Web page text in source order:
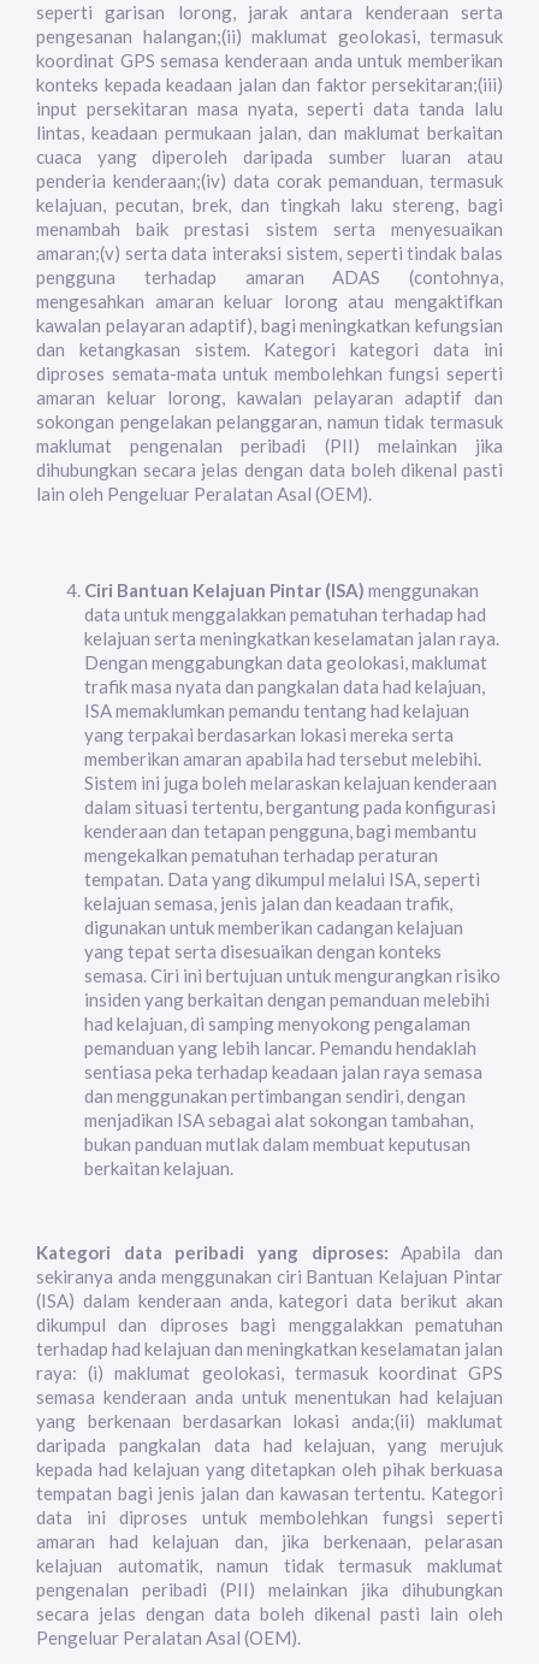
seperti garisan lorong, jarak antara kenderaan serta
pengesanan halangan;(ii) maklumat geolokasi, termasuk
koordinat GPS semasa kenderaan anda untuk memberikan
konteks kepada keadaan jalan dan faktor persekitaran;(iii)
input persekitaran masa nyata, seperti data tanda lalu
lintas, keadaan permukaan jalan, dan maklumat berkaitan
cuaca yang diperoleh daripada sumber luaran atau
penderia kenderaan;(iv) data corak pemanduan, termasuk
kelajuan, pecutan, brek, dan tingkah laku stereng, bagi
menambah baik prestasi sistem serta menyesuaikan
amaran;(v) serta data interaksi sistem, seperti tindak balas
pengguna terhadap amaran ADAS (contohnya,
mengesahkan amaran keluar lorong atau mengaktifkan
kawalan pelayaran adaptif), bagi meningkatkan kefungsian
dan ketangkasan sistem. Kategori kategori data ini
diproses semata-mata untuk membolehkan fungsi seperti
amaran keluar lorong, kawalan pelayaran adaptif dan
sokongan pengelakan pelanggaran, namun tidak termasuk
maklumat pengenalan peribadi (PII) melainkan jika
dihubungkan secara jelas dengan data boleh dikenal pasti
lain oleh Pengeluar Peralatan Asal (OEM).
Ciri Bantuan Kelajuan Pintar (ISA) menggunakan
data untuk menggalakkan pematuhan terhadap had
kelajuan serta meningkatkan keselamatan jalan raya.
Dengan menggabungkan data geolokasi, maklumat
trafik masa nyata dan pangkalan data had kelajuan,
ISA memaklumkan pemandu tentang had kelajuan
yang terpakai berdasarkan lokasi mereka serta
memberikan amaran apabila had tersebut melebihi.
Sistem ini juga boleh melaraskan kelajuan kenderaan
dalam situasi tertentu, bergantung pada konfigurasi
kenderaan dan tetapan pengguna, bagi membantu
mengekalkan pematuhan terhadap peraturan
tempatan. Data yang dikumpul melalui ISA, seperti
kelajuan semasa, jenis jalan dan keadaan trafik,
digunakan untuk memberikan cadangan kelajuan
yang tepat serta disesuaikan dengan konteks
semasa. Ciri ini bertujuan untuk mengurangkan risiko
insiden yang berkaitan dengan pemanduan melebihi
had kelajuan, di samping menyokong pengalaman
pemanduan yang lebih lancar. Pemandu hendaklah
sentiasa peka terhadap keadaan jalan raya semasa
dan menggunakan pertimbangan sendiri, dengan
menjadikan ISA sebagai alat sokongan tambahan,
bukan panduan mutlak dalam membuat keputusan
berkaitan kelajuan.
Kategori data peribadi yang diproses:Apabila dan
sekiranya anda menggunakan ciri Bantuan Kelajuan Pintar
(ISA) dalam kenderaan anda, kategori data berikut akan
dikumpul dan diproses bagi menggalakkan pematuhan
terhadap had kelajuan dan meningkatkan keselamatan jalan
raya: (i) maklumat geolokasi, termasuk koordinat GPS
semasa kenderaan anda untuk menentukan had kelajuan
yang berkenaan berdasarkan lokasi anda;(ii) maklumat
daripada pangkalan data had kelajuan, yang merujuk
kepada had kelajuan yang ditetapkan oleh pihak berkuasa
tempatan bagi jenis jalan dan kawasan tertentu. Kategori
data ini diproses untuk membolehkan fungsi seperti
amaran had kelajuan dan, jika berkenaan, pelarasan
kelajuan automatik, namun tidak termasuk maklumat
pengenalan peribadi (PII) melainkan jika dihubungkan
secara jelas dengan data boleh dikenal pasti lain oleh
Pengeluar Peralatan Asal (OEM).